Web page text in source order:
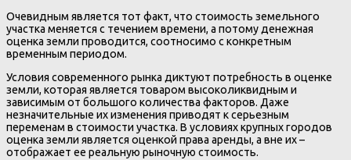
Очевидным является тот факт, что стоимость земельного
участка меняется с течением времени, а потому денежная
оценка земли проводится, соотносимо с конкретным
временным периодом.
Условия современного рынка диктуют потребность в оценке
земли, которая является товаром высоколиквидным и
зависимым от большого количества факторов. Даже
незначительные их изменения приводят к серьезным
переменам в стоимости участка. В условиях крупных городов
оценка земли является оценкой права аренды, а вне их –
отображает ее реальную рыночную стоимость.